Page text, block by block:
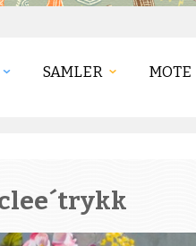
SAMLER MOTE